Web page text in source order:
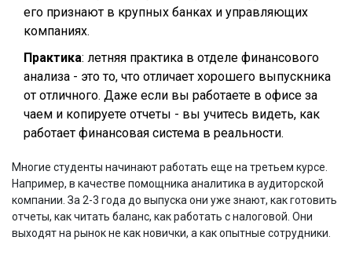
его признают в крупных банках и управляющих
компаниях.
Практика: летняя практика в отделе финансового
анализа - это то, что отличает хорошего выпускника
от отличного. Даже если вы работаете в офисе за
чаем и копируете отчеты - вы учитесь видеть, как
работает финансовая система в реальности.
Многие студенты начинают работать еще на третьем курсе.
Например, в качестве помощника аналитика в аудиторской
компании. За 2-3 года до выпуска они уже знают, как готовить
отчеты, как читать баланс, как работать с налоговой. Они
выходят на рынок не как новички, а как опытные сотрудники.